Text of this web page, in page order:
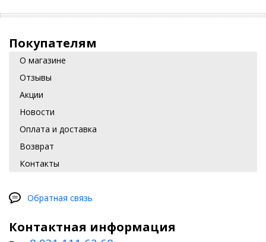
Покупателям
О магазине
Отзывы
Акции
Новости
Оплата и доставка
Возврат
Контакты
Обратная связь
Контактная информация